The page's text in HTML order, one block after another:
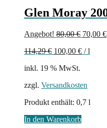
Glen Moray
Angebot! 80,00€
war:
70,00 €
114,29€ 100,00 € /l
inkl. 19 % MwSt.
zzgl. Versandkosten
Produkt enthält: 0,7 l
In den Warenkorb